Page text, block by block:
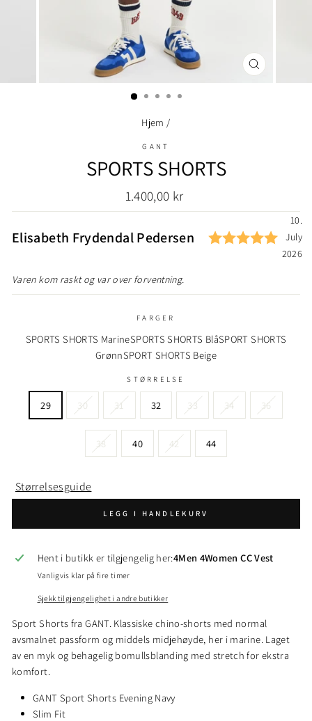
Hjem /
GANT
SPORTS SHORTS
Ordinær
pris
1.400,00 kr
Forfatter:
Elisabeth Frydendal Pedersen
10.
July
2026
Tekst:
Varen kom raskt og var over forventning.
FARGER
SPORTS SHORTS MarineSPORTS SHORTS BlåSPORT SHORTS
GrønnSPORT SHORTS Beige
STØRRELSE
29 30 31 32 33 34 36
38 40 42 44
Størrelsesguide
LEGG I HANDLEKURV
Hent i butikk er tilgjengelig her:4Men 4Women CC Vest
Vanligvis klar på fire timer
Sjekk tilgjengelighet i andre butikker
Sport Shorts fra GANT. Klassiske chino-shorts med normal
avsmalnet passform og middels midjehøyde, her i marine. Laget
av en myk og behagelig bomullsblanding med stretch for ekstra
komfort.
GANT Sport Shorts Evening Navy
Slim Fit
LUKK
(ESC)